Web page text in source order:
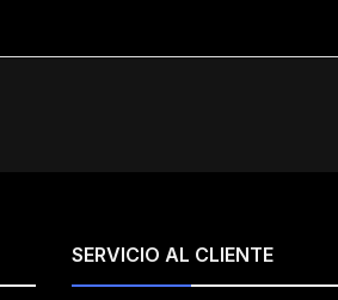
SERVICIO AL CLIENTE